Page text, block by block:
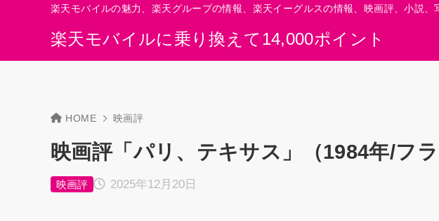
楽天モバイルに乗り換えて14,000ポイント
楽天モバイルの魅力、楽天グループの情報、楽天イーグルスの情報、映画評、小説、
HOME 映画評
映画評「パリ、テキサス」（1984年/フ
2025年12月20日
映画評